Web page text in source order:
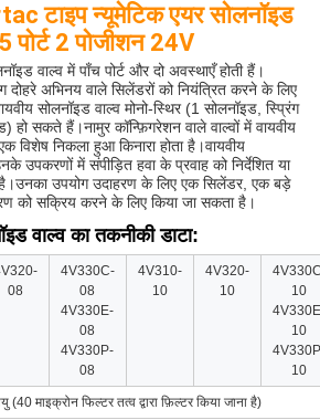
टाइप न्यूमेटिक एयर सोलनॉइड
पोर्ट 2 पोजीशन 24V
वाल्व में पाँच पोर्ट और दो अवस्थाएँ होती हैं।
दोहरे अभिनय वाले सिलेंडरों को नियंत्रित करने के लिए
सोलनॉइड वाल्व मोनो-स्थिर (1 सोलनॉइड, स्प्रिंग
हो सकते हैं।नामुर कॉन्फ़िगरेशन वाले वाल्वों में वायवीय
विशेष निकला हुआ किनारा होता है।वायवीय
उपकरणों में संपीड़ित हवा के प्रवाह को निर्देशित या
उपयोग उदाहरण के लिए एक सिलेंडर, एक बड़े
को सक्रिय करने के लिए किया जा सकता है।
वाल्व का तकनीकी डाटा:
08
4V330C-
08
4V330E-
08
4V330P-
08
4V310-
10
4V320-
10
10
10
10
(40 माइक्रोन फिल्टर तत्व द्वारा फ़िल्टर किया जाना है)